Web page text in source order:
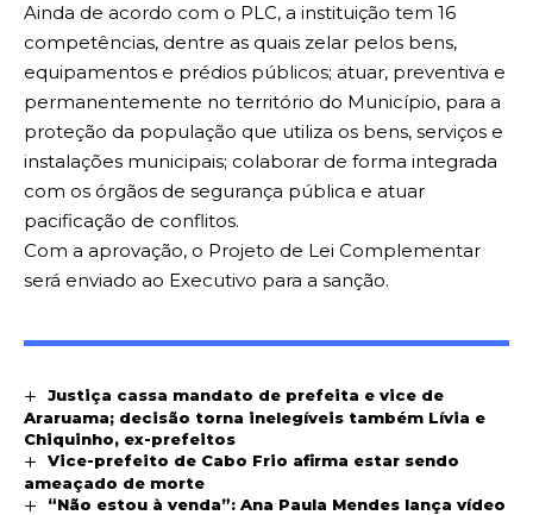
Ainda de acordo com o PLC, a instituição tem 16
competências, dentre as quais zelar pelos bens,
equipamentos e prédios públicos; atuar, preventiva e
permanentemente no território do Município, para a
proteção da população que utiliza os bens, serviços e
instalações municipais; colaborar de forma integrada
com os órgãos de segurança pública e atuar
pacificação de conflitos.
Com a aprovação, o Projeto de Lei Complementar
será enviado ao Executivo para a sanção.
Justiça cassa mandato de prefeita e vice de
Araruama; decisão torna inelegíveis também Lívia e
Chiquinho, ex-prefeitos
Vice-prefeito de Cabo Frio afirma estar sendo
ameaçado de morte
“Não estou à venda”: Ana Paula Mendes lança vídeo